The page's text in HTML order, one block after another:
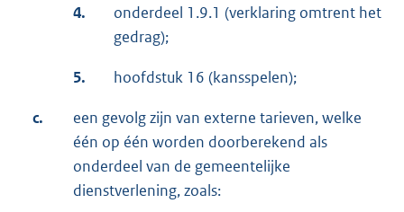
4.
onderdeel 1.9.1 (verklaring omtrent het
gedrag);
5. hoofdstuk 16 (kansspelen);
c.
een gevolg zijn van externe tarieven, welke
één op één worden doorberekend als
onderdeel van de gemeentelijke
dienstverlening, zoals: